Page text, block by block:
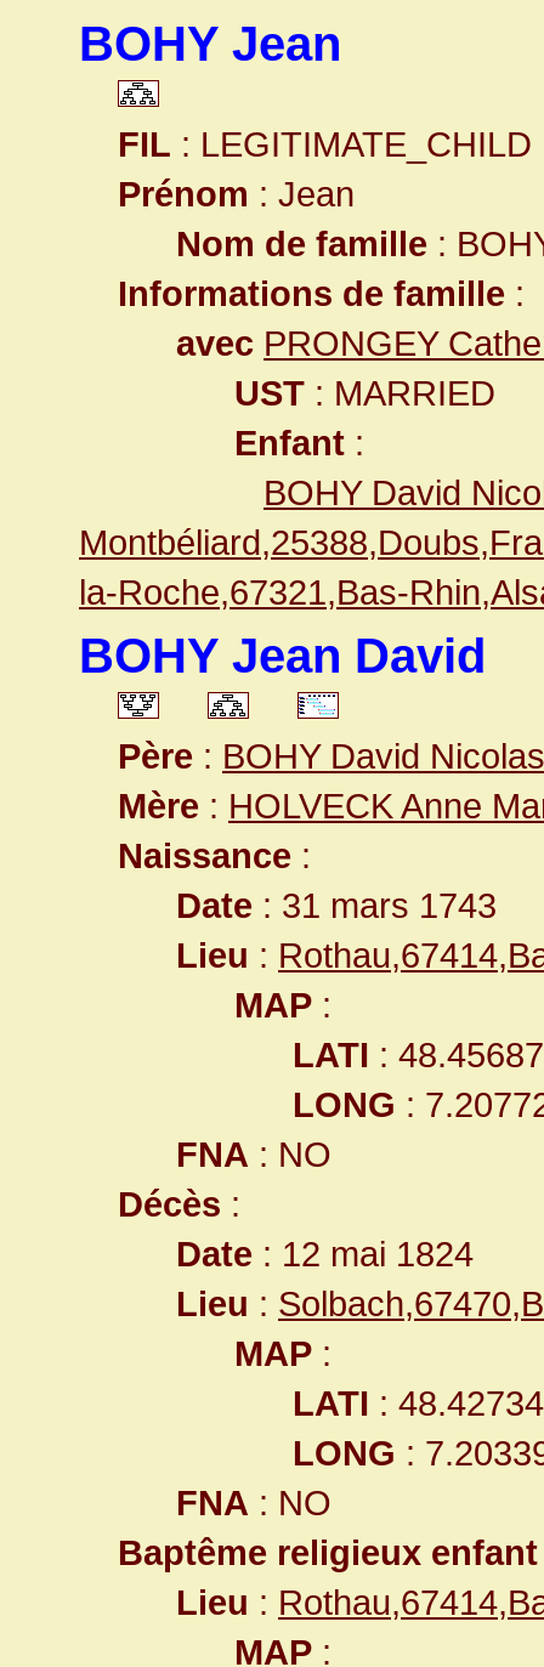
BOHY Jean
FIL : LEGITIMATE_CHILD
Prénom : Jean
Nom de famille :
Informations de famille :
avec PRONGEY
UST : MARRIED
Enfant :
BOHY David
la-Roche,67321,Bas-
BOHY Jean David
Père : BOHY David Nicolas
Mère : HOLVECK Anne
Naissance :
Date : 31 mars 1743
Lieu :
MAP :
LATI :
LONG :
FNA : NO
Décès :
Date : 12 mai 1824
Lieu :
MAP :
LATI :
LONG :
FNA : NO
Baptême religieux enfant
Lieu :
MAP :